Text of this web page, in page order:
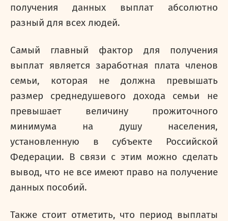
получения данных выплат абсолютно
разный для всех людей.
Самый главный фактор для получения
выплат является заработная плата членов
семьи, которая не должна превышать
размер среднедушевого дохода семьи не
превышает величину прожиточного
минимума на душу населения,
установленную в субъекте Российской
Федерации. В связи с этим можно сделать
вывод, что не все имеют право на получение
данных пособий.
Также стоит отметить, что период выплаты